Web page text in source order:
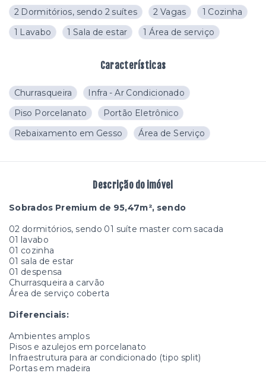
2 Dormitórios, sendo 2 suítes 2 Vagas
1 Cozinha
1 Lavabo
1 Sala de estar 1 Área de serviço
Características
Churrasqueira
Infra - Ar Condicionado
Piso Porcelanato
Portão Eletrônico
Rebaixamento em Gesso
Área de Serviço
Descrição do imóvel
Sobrados Premium de 95,47m², sendo
02 dormitórios, sendo 01 suíte master com sacada
01 lavabo
01 cozinha
01 sala de estar
01 despensa
Churrasqueira a carvão
Área de serviço coberta
Diferenciais:
Ambientes amplos
Pisos e azulejos em porcelanato
Infraestrutura para ar condicionado (tipo split)
Portas em madeira